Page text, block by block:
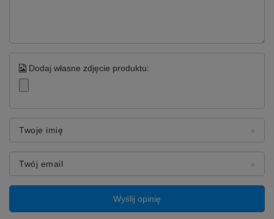
Dodaj własne zdjęcie produktu:
Twoje imię
Twój email
Wyślij opinię